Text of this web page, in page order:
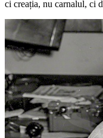
ci creația, nu carnalul, ci